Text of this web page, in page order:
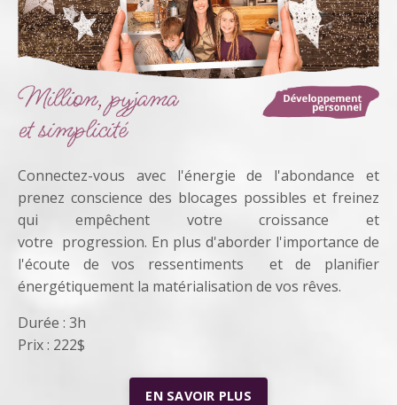
Connectez-vous avec l'énergie de l'abondance et
prenez conscience des blocages possibles et freinez
qui empêchent votre croissance et
votre progression. En plus d'aborder l'importance de
l'écoute de vos ressentiments
et de planifier
énergétiquement la matérialisation de vos rêves.
Durée : 3h
Prix : 222$
EN SAVOIR PLUS